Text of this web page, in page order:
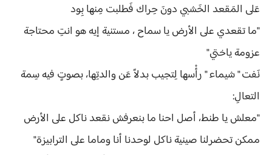
عَلى المَقعد الخَشبي دونَ حِراك فَطلبت مِنها بِود
"ما تقعدي على الأرض يا سماح ، مستنية إيه هو انتِ محتاجة
عزومة ياختي"
نَفت " شيماء " رأْسها لِتجيب بدلاً عَن والدتِها، بصوتٍ فيه سِمة
التعالِ:
"معلش يا طنط، أصل احنا ما بنعرفش نقعد ناكل على الأرض
ممكن تحضرلنا صينية ناكل لوحدنا أنا وماما على الترابيزة"